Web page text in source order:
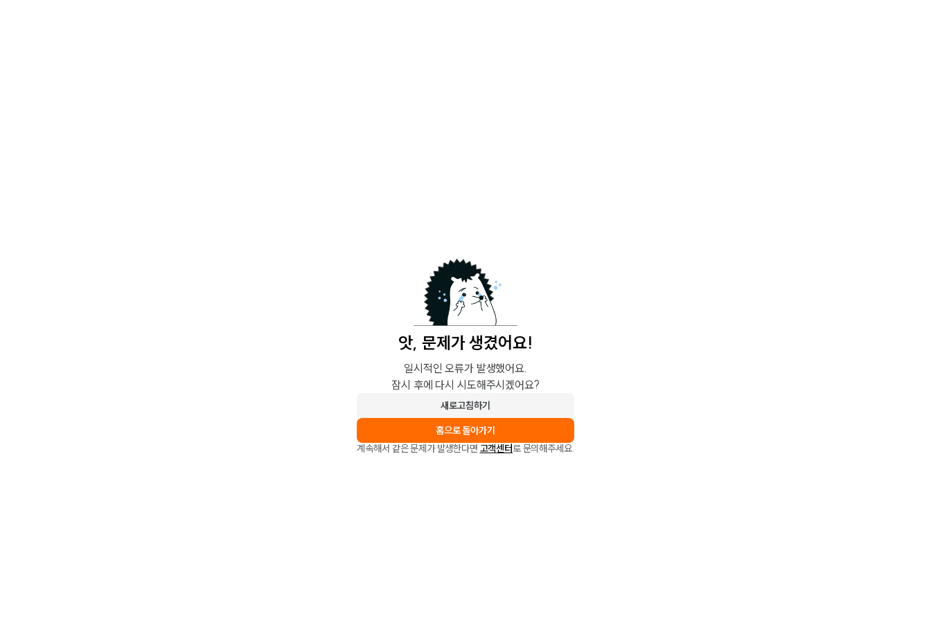
앗, 문제가 생겼어요!
일시적인 오류가 발생했어요.
잠시 후에 다시 시도해주시겠어요?
새로고침하기
홈으로 돌아가기
계속해서 같은 문제가 발생한다면 고객센터로 문의해주세요.